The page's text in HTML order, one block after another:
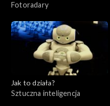
Fotoradary
Jak to działa?
Sztuczna inteligencja